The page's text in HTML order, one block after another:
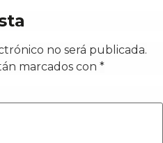
no será publicada.
marcados con *